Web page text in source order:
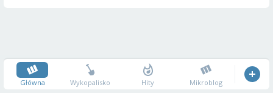
Główna Wykopalisko Hity Mikroblog